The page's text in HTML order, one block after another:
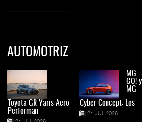
AUTOMOTRIZ
Toyota GR Yaris Aero
Performan
MG
GO! y
MG
Cyber Concept: Los
21 JUL 2026